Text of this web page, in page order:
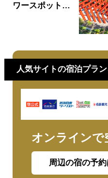
ワースポット
人気サイトの宿泊プラ
オンラインで
周辺の宿の予